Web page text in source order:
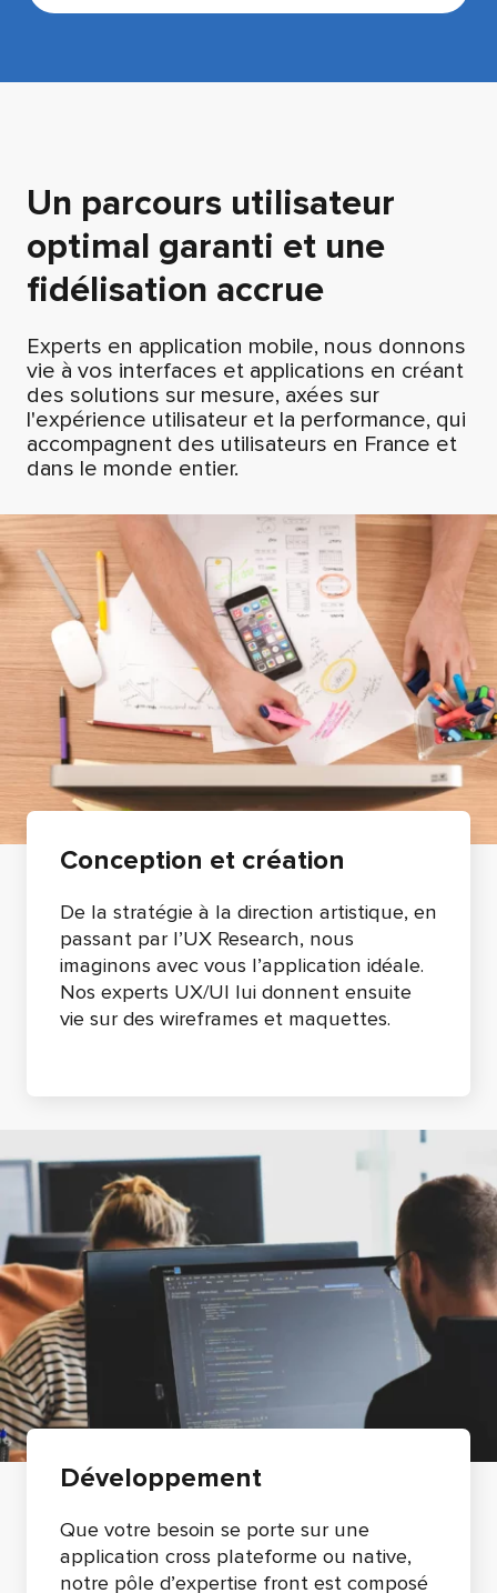
optimal garanti et une
fidélisation accrue
vie à vos interfaces et applications en créant
des solutions sur mesure, axées sur
l'expérience utilisateur et la performance, qui
accompagnent des utilisateurs en France et
dans le monde entier.
De la stratégie à la direction artistique, en
passant par l’UX Research, nous
imaginons avec vous l’application idéale.
Nos experts UX/UI lui donnent ensuite
vie sur des wireframes et maquettes.
Que votre besoin se porte sur une
application cross plateforme ou native,
notre pôle d’expertise front est composé
de développeurs Flutter, React Native, et